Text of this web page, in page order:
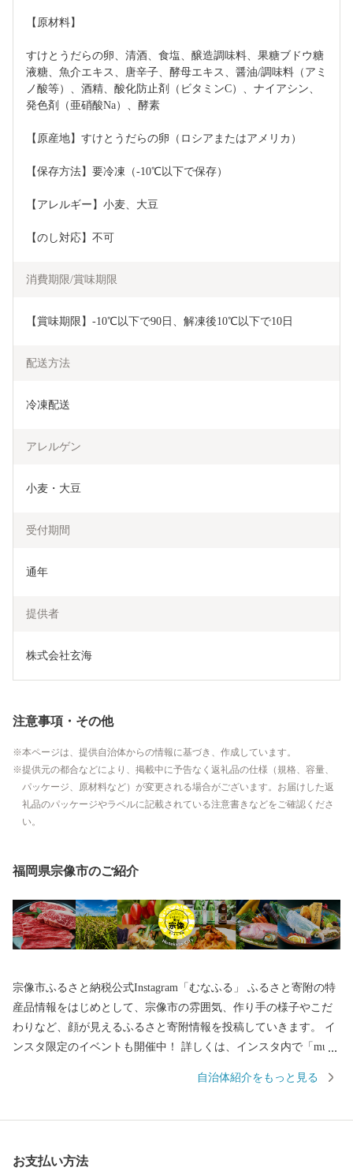
【原材料】
すけとうだらの卵、清酒、食塩、醸造調味料、果糖ブドウ糖
液糖、魚介エキス、唐辛子、酵母エキス、醤油/調味料（アミ
ノ酸等）、酒精、酸化防止剤（ビタミンC）、ナイアシン、
発色剤（亜硝酸Na）、酵素
【原産地】すけとうだらの卵（ロシアまたはアメリカ）
【保存方法】要冷凍（-10℃以下で保存）
【アレルギー】小麦、大豆
【のし対応】不可
消費期限/賞味期限
【賞味期限】-10℃以下で90日、解凍後10℃以下で10日
配送方法
冷凍配送
アレルゲン
小麦・大豆
受付期間
通年
提供者
株式会社玄海
注意事項・その他
本ページは、提供自治体からの情報に基づき、作成しています。
提供元の都合などにより、掲載中に予告なく返礼品の仕様（規格、容量、
パッケージ、原材料など）が変更される場合がございます。お届けした返
礼品のパッケージやラベルに記載されている注意書きなどをご確認くださ
い。
福岡県宗像市のご紹介
宗像市ふるさと納税公式Instagram「むなふる」 ふるさと寄附の特
産品情報をはじめとして、宗像市の雰囲気、作り手の様子やこだ
わりなど、顔が見えるふるさと寄附情報を投稿していきます。 イ
ンスタ限定のイベントも開催中！ 詳しくは、インスタ内で「muna
自治体紹介をもっと見る
お支払い方法